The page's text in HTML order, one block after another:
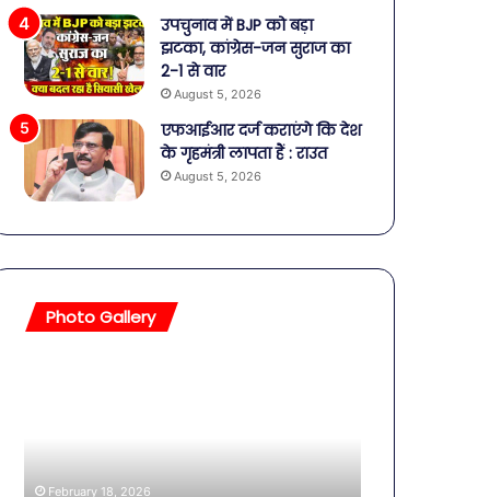
उपचुनाव में BJP को बड़ा
झटका, कांग्रेस-जन सुराज का
2-1 से वार
August 5, 2026
एफआईआर दर्ज कराएंगे कि देश
के गृहमंत्री लापता हैं : राउत
August 5, 2026
Photo Gallery
February 18, 2026